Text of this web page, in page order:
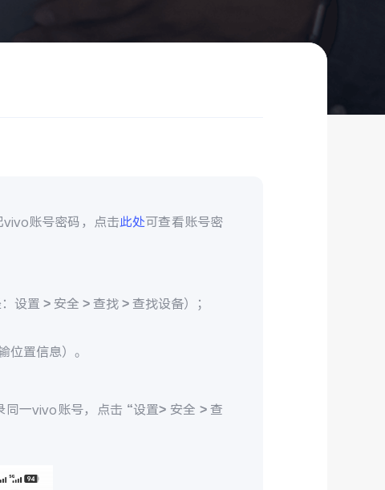
vivo账号密码，点击此处可查看账号密
设置 > 安全 > 查找 > 查找设备）；
置信息）。
一vivo账号，点击 “设置> 安全 > 查